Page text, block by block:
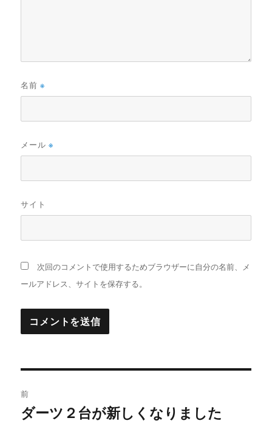
名前※
メール※
サイト
次回のコメントで使用するためブラウザーに自分の名前、メ
ールアドレス、サイトを保存する。
稿
前
前
ダーツ２台が新しくなりました